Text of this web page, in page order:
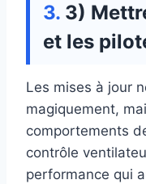
3)
et les
Les mises à jour
magiquement,
comportements
contrôle
performance qui